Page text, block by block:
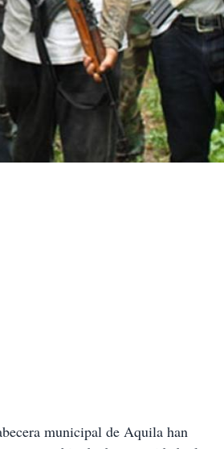
municipal de Aquila han